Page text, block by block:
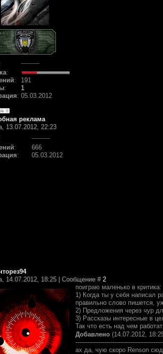
:
:
191
:
1
: 05.03.2012
реклама
13.07.2012, 22:23
:
666
: 05.03.2012
14.07.2012, 18:25 | Сообщение # 2
поиграю маленько в критика:
1) Когда ты у себя написал
правильно слово пишется,
2) Предложения через чур
3) Рассказы интересные в
Так что есть над чем
Добавлено (14.07.2012,
---------------------------------------------
ах да, чую скоро Renson